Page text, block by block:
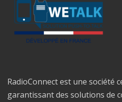
RadioConnect est une société
garantissant des solutions de